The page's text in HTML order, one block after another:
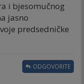
i bjesomučnog
jasno
predsedničke
ODGOVORITE